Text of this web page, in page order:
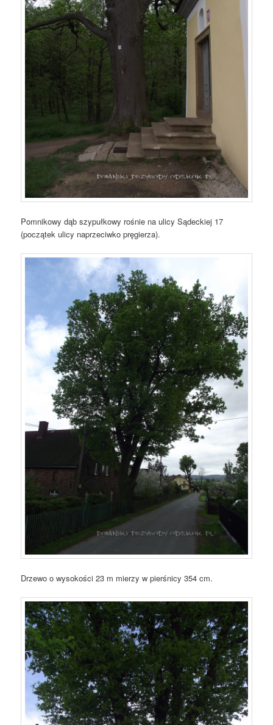
Pomnikowy dąb szypułkowy rośnie na ulicy Sądeckiej 17
(początek ulicy naprzeciwko pręgierza).
Drzewo o wysokości 23 m mierzy w pierśnicy 354 cm.